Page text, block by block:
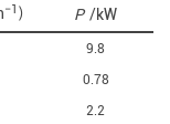
−1 ） P /kW
9.8
0.78
2.2